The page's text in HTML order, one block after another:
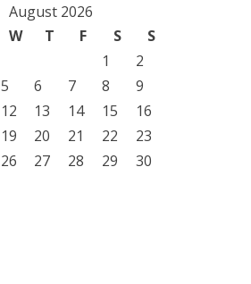
August 2026
W T F S
S
1
2
5 6 7 8
9
12 13 14 15
16
19 20 21 22
23
26 27 28 29
30